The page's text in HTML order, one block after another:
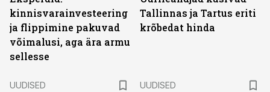
kinnisvarainvesteering
ja flippimine pakuvad
võimalusi, aga ära armu
sellesse
Tallinnas ja Tartus eriti
krõbedat hinda
UUDISED UUDISED